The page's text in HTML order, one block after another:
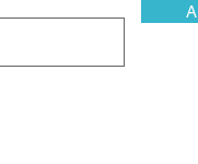
d'Italia ETS